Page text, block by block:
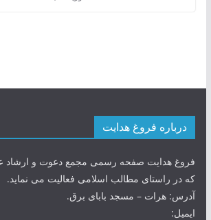
درباره فروغ هدایت
فروغ هدایت صفحه رسمی مجمع دعوت و ارشاد
که در راستای مطالب اسلامی فعالیت می نماید.
آدرس: هرات – مسجد بابای برق.
ایمیل: